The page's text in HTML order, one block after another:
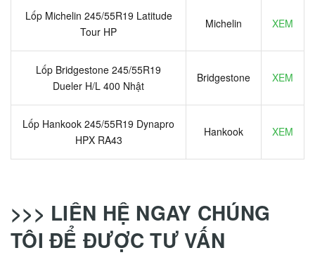
Lốp Michelin 245/55R19 Latitude
Tour HP
Michelin XEM
Lốp Bridgestone 245/55R19
Dueler H/L 400 Nhật
Bridgestone XEM
Lốp Hankook 245/55R19 Dynapro
HPX RA43
Hankook XEM
>>> LIÊN HỆ NGAY CHÚNG
TÔI ĐỂ ĐƯỢC TƯ VẤN